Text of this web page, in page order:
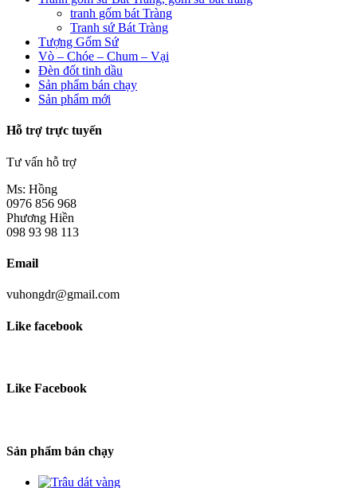
tranh gốm bát Tràng
Tranh sứ Bát Tràng
Tượng Gốm Sứ
Vò – Chóe – Chum – Vại
Đèn đốt tinh dầu
Sản phẩm bán chạy
Sản phẩm mới
Hỗ trợ trực tuyến
Tư vấn hỗ trợ
Ms: Hồng
0976 856 968
Phương Hiền
098 93 98 113
Email
vuhongdr@gmail.com
Like facebook
Like Facebook
Sản phẩm bán chạy